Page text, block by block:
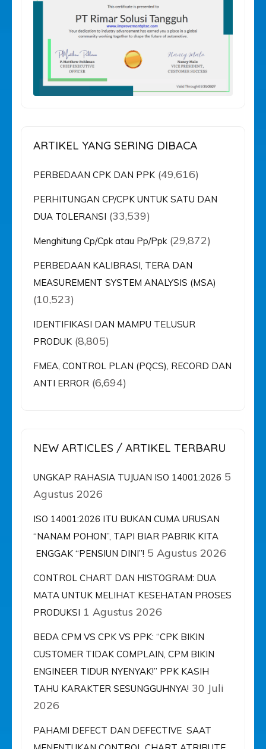
ARTIKEL YANG SERING DIBACA
PERBEDAAN CPK DAN PPK (49,616)
PERHITUNGAN CP/CPK UNTUK SATU DAN
DUA TOLERANSI (33,539)
Menghitung Cp/Cpk atau Pp/Ppk (29,872)
PERBEDAAN KALIBRASI, TERA DAN
MEASUREMENT SYSTEM ANALYSIS (MSA)
(10,523)
IDENTIFIKASI DAN MAMPU TELUSUR
PRODUK (8,805)
FMEA, CONTROL PLAN (PQCS), RECORD DAN
ANTI ERROR (6,694)
NEW ARTICLES / ARTIKEL TERBARU
UNGKAP RAHASIA TUJUAN ISO 14001:2026 5
Agustus 2026
ISO 14001:2026 ITU BUKAN CUMA URUSAN
“NANAM POHON”, TAPI BIAR PABRIK KITA
ENGGAK “PENSIUN DINI”! 5 Agustus 2026
CONTROL CHART DAN HISTOGRAM: DUA
MATA UNTUK MELIHAT KESEHATAN PROSES
PRODUKSI 1 Agustus 2026
BEDA CPM VS CPK VS PPK: “CPK BIKIN
CUSTOMER TIDAK COMPLAIN, CPM BIKIN
ENGINEER TIDUR NYENYAK!” PPK KASIH
TAHU KARAKTER SESUNGGUHNYA! 30 Juli
2026
PAHAMI DEFECT DAN DEFECTIVE SAAT